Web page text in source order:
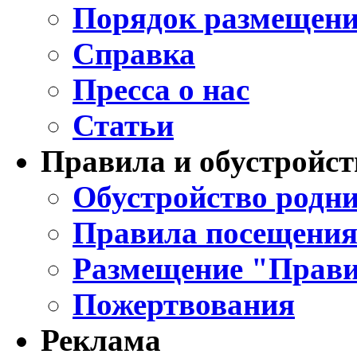
Порядок
Справка
Пресса о нас
Статьи
Правила и
Обустройство
Правила
Размещение
Пожертвования
Реклама